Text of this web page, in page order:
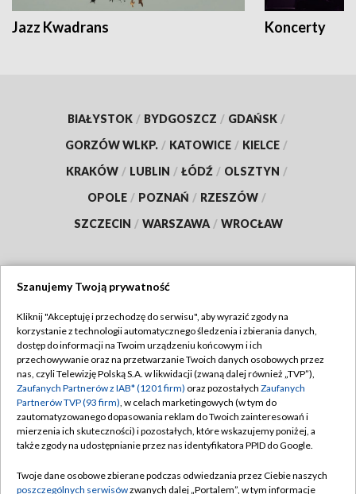
Jazz Kwadrans Koncerty
BIAŁYSTOK / BYDGOSZCZ / GDAŃSK /
GORZÓW WLKP. / KATOWICE / KIELCE /
KRAKÓW / LUBLIN / ŁÓDŹ / OLSZTYN /
OPOLE / POZNAŃ / RZESZÓW /
SZCZECIN / WARSZAWA / WROCŁAW
TVP
Abonament TVP
Emisja w TVP
Centrum informacji TVP
Naziemna Telewizja Cyfrowa
Rada Programowa
Regulamin TVP
Polityka prywatności
Moje zgody
Pomoc
Szanujemy Twoją prywatność
Kliknij "Akceptuję i przechodzę do serwisu", aby wyrazić zgody na
korzystanie z technologii automatycznego śledzenia i zbierania danych,
dostęp do informacji na Twoim urządzeniu końcowym i ich
przechowywanie oraz na przetwarzanie Twoich danych osobowych przez
nas, czyli Telewizję Polską S.A. w likwidacji (zwaną dalej również „TVP”),
Zaufanych Partnerów z IAB* (1201 firm) oraz pozostałych Zaufanych
Partnerów TVP (93 firm), w celach marketingowych (w tym do
zautomatyzowanego dopasowania reklam do Twoich zainteresowań i
mierzenia ich skuteczności) i pozostałych, które wskazujemy poniżej, a
także zgody na udostępnianie przez nas identyfikatora PPID do Google.
Twoje dane osobowe zbierane podczas odwiedzania przez Ciebie naszych
poszczególnych serwisówzwanych dalej „Portalem”, w tym informacje